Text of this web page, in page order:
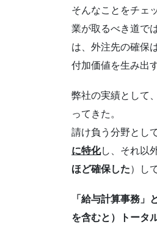
そんなことをチェ
業が取るべき道で
は、外注先の確保
付加価値を生み出
弊社の実績として
ってきた。
請け負う分野とし
に特化し、それ以
ほど確保した）し
「給与計算事務
を含むと）トータ